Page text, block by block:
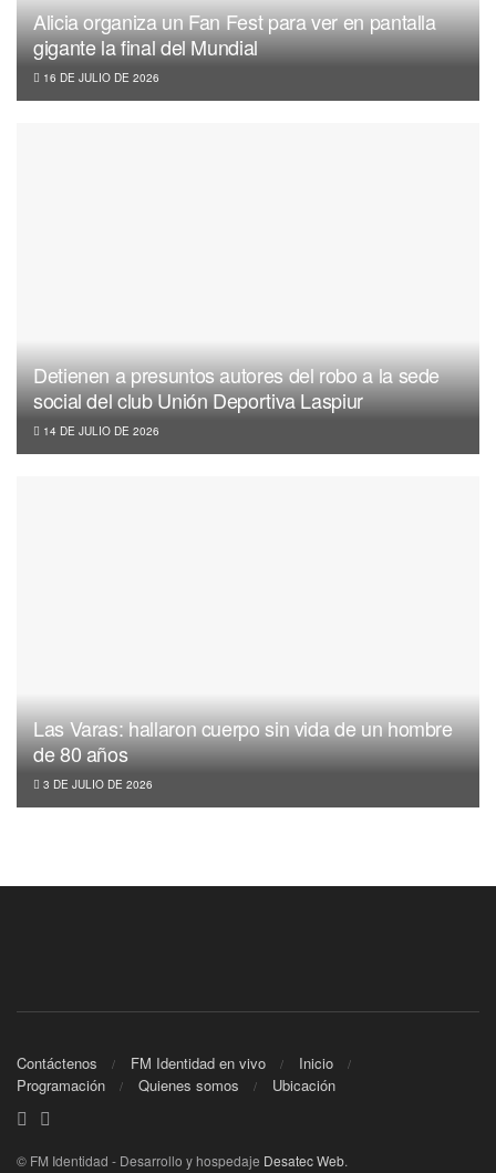
Alicia organiza un Fan Fest para ver en pantalla
gigante la final del Mundial
16 DE JULIO DE 2026
Detienen a presuntos autores del robo a la sede
social del club Unión Deportiva Laspiur
14 DE JULIO DE 2026
Las Varas: hallaron cuerpo sin vida de un hombre
de 80 años
3 DE JULIO DE 2026
Contáctenos FM Identidad en vivo
Inicio
Programación
Quienes somos Ubicación
© FM Identidad - Desarrollo y hospedaje Desatec Web.